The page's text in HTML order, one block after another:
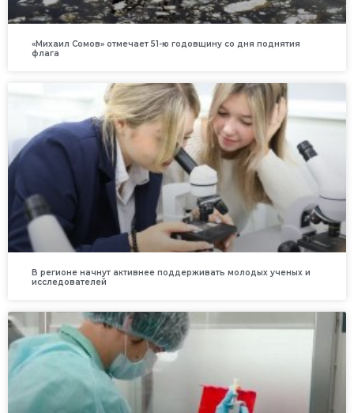
«Михаил Сомов» отмечает 51-ю годовщину со дня поднятия
флага
В регионе начнут активнее поддерживать молодых ученых и
исследователей